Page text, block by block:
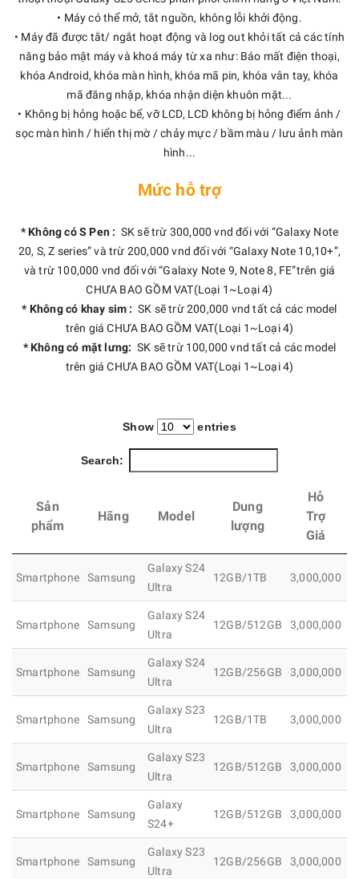
• Máy có thể mở, tắt nguồn, không lỗi khởi động.
• Máy đã được tắt/ ngắt hoạt động và log out khỏi tất cả các tính
năng bảo mật máy và khoá máy từ xa như: Báo mất điện thoại,
khóa Android, khóa màn hình, khóa mã pin, khóa vân tay, khóa
mã đăng nhập, khóa nhận diện khuôn mặt...
• Không bị hỏng hoặc bể, vỡ LCD, LCD không bị hỏng điểm ảnh /
sọc màn hình / hiển thị mờ / chảy mực / bầm màu / lưu ảnh màn
hình...
Mức hỗ trợ
* Không có S Pen : SK sẽ trừ 300,000 vnd đối với “Galaxy Note
20, S, Z series” và trừ 200,000 vnd đối với “Galaxy Note 10,10+”,
và trừ 100,000 vnd đối với “Galaxy Note 9, Note 8, FE”trên giá
CHƯA BAO GỒM VAT(Loại 1~Loại 4)
* Không có khay sim : SK sẽ trừ 200,000 vnd tất cả các model
trên giá CHƯA BAO GỒM VAT(Loại 1~Loại 4)
* Không có mặt lưng: SK sẽ trừ 100,000 vnd tất cả các model
trên giá CHƯA BAO GỒM VAT(Loại 1~Loại 4)
Show entries
Search:
Sản
phẩm
Hãng Model
Dung
lượng
Hỗ
Trợ
Giá
Smartphone Samsung
Galaxy S24
Ultra
12GB/1TB 3,000,000
Smartphone Samsung
Galaxy S24
Ultra
12GB/512GB 3,000,000
Smartphone Samsung
Galaxy S24
Ultra
12GB/256GB 3,000,000
Smartphone Samsung
Galaxy S23
Ultra
12GB/1TB 3,000,000
Smartphone Samsung
Galaxy S23
Ultra
12GB/512GB 3,000,000
Smartphone Samsung
Galaxy
S24+
12GB/512GB 3,000,000
Smartphone Samsung
Galaxy S23
Ultra
12GB/256GB 3,000,000